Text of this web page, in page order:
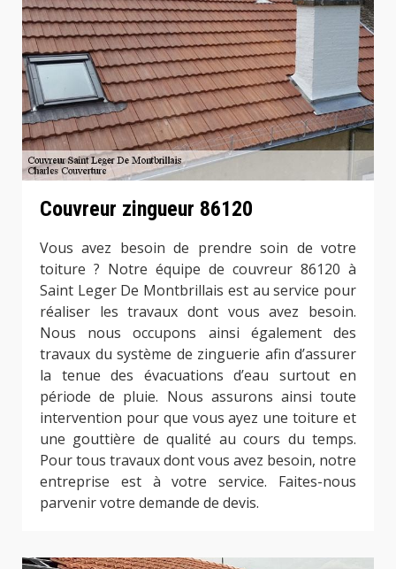
Couvreur zingueur 86120
Vous avez besoin de prendre soin de votre
toiture ? Notre équipe de couvreur 86120 à
Saint Leger De Montbrillais est au service pour
réaliser les travaux dont vous avez besoin.
Nous nous occupons ainsi également des
travaux du système de zinguerie afin d’assurer
la tenue des évacuations d’eau surtout en
période de pluie. Nous assurons ainsi toute
intervention pour que vous ayez une toiture et
une gouttière de qualité au cours du temps.
Pour tous travaux dont vous avez besoin, notre
entreprise est à votre service. Faites-nous
parvenir votre demande de devis.